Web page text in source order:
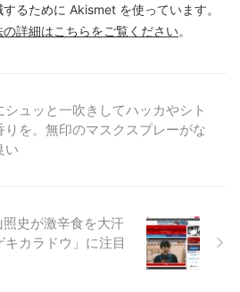
るために Akismet を使っています。
詳細はこちらをご覧ください。
シュッと一吹きしてハッカやシト
りを。無印のマスクスプレーがな
い
史が激辛食を大汗
カラドウ」に注目